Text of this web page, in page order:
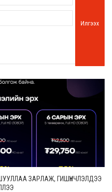
Илгээх
ЗАРЛАЖ, ГИШҮҮНЧЛЭЛДЭЭ